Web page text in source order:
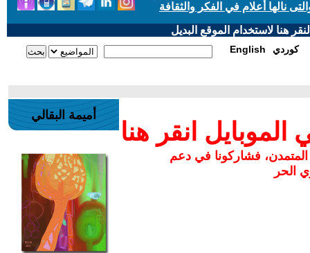
نالها أعلام في الفكر والثقافة
هنا لاستخدام الموقع البديل
English كوردي
انقر هنا
المتمدن، فشاركونا في دعم
الحر
أميمة البقالي